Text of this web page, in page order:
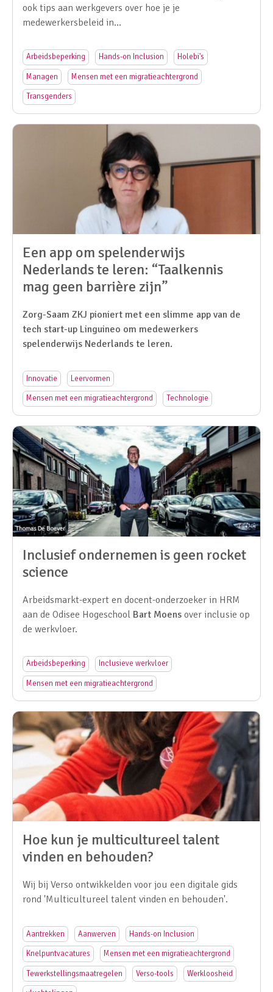
ook tips aan werkgevers over hoe je je
medewerkersbeleid in…
Arbeidsbeperking Hands-on Inclusion Holebi's
Managen Mensen met een migratieachtergrond
Transgenders
Een app om spelenderwijs
Nederlands te leren: “Taalkennis
mag geen barrière zijn”
Zorg-Saam ZKJ pioniert met een slimme app van de
tech start-up Linguineo om medewerkers
spelenderwijs Nederlands te leren.
Innovatie Leervormen
Mensen met een migratieachtergrond Technologie
Inclusief ondernemen is geen rocket
science
Arbeidsmarkt-expert en docent-onderzoeker in HRM
aan de Odisee Hogeschool Bart Moens over inclusie op
de werkvloer.
Arbeidsbeperking Inclusieve werkvloer
Mensen met een migratieachtergrond
Hoe kun je multicultureel talent
vinden en behouden?
Wij bij Verso ontwikkelden voor jou een digitale gids
rond 'Multicultureel talent vinden en behouden'.
Aantrekken Aanwerven Hands-on Inclusion
Knelpuntvacatures Mensen met een migratieachtergrond
Tewerkstellingsmaatregelen Verso-tools Werkloosheid